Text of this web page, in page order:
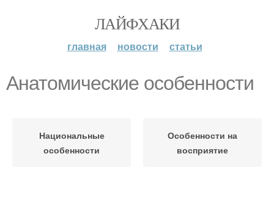
ЛАЙФХАКИ
главная новости статьи
Анатомические особенности
Национальные
особенности
Особенности на
восприятие